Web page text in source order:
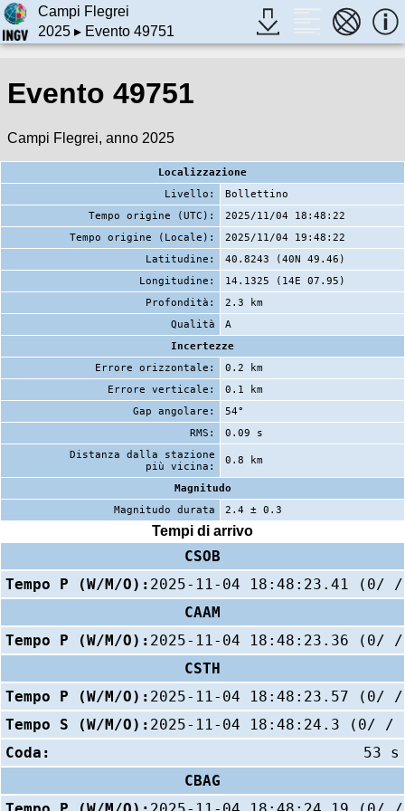
Campi Flegrei
2025▸ Evento 49751
Evento 49751
Campi Flegrei, anno 2025
Localizzazione
Livello:
Bollettino
Tempo origine (UTC):
2025/11/04 18:48:22
Tempo origine (Locale):
2025/11/04 19:48:22
Latitudine:
40.8243 (40N 49.46)
Longitudine:
14.1325 (14E 07.95)
Profondità:
2.3 km
Qualità
A
Incertezze
Errore orizzontale:
0.2 km
Errore verticale:
0.1 km
Gap angolare:
54°
RMS:
0.09 s
Distanza dalla stazione
più vicina:
0.8 km
Magnitudo
Magnitudo durata
2.4 ± 0.3
Tempi di arrivo
CSOB
Tempo P (W/M/O): 2025-11-04 18:48:23.41 (0/
CAAM
Tempo P (W/M/O): 2025-11-04 18:48:23.36 (0/
CSTH
Tempo P (W/M/O): 2025-11-04 18:48:23.57 (0/
Tempo S (W/M/O): 2025-11-04 18:48:24.3 (0/ /
Coda:
53 s
CBAG